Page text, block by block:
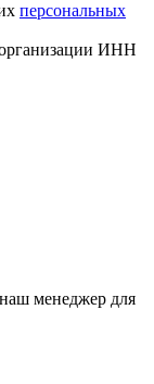
персональных
ИНН
менеджер для